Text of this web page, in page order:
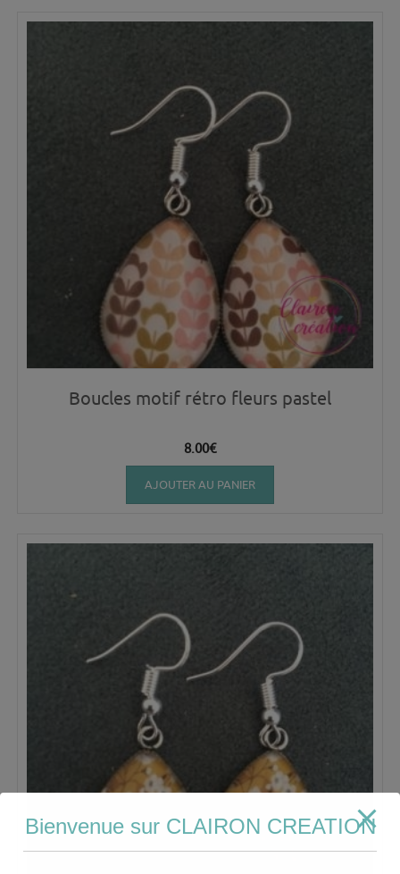
Boucles motif rétro fleurs pastel
8.00€
AJOUTER AU PANIER
Bienvenue sur CLAIRON CREATION